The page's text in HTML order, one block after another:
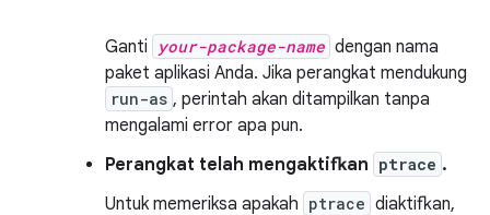
Ganti your-package-name dengan nama
paket aplikasi Anda. Jika perangkat mendukung
run-as , perintah akan ditampilkan tanpa
mengalami error apa pun.
Perangkat telah mengaktifkan ptrace .
Untuk memeriksa apakah ptrace diaktifkan,